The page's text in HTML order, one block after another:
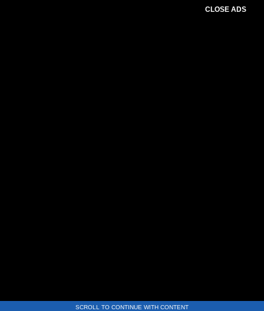
CLOSE ADS
SCROLL TO CONTINUE WITH CONTENT